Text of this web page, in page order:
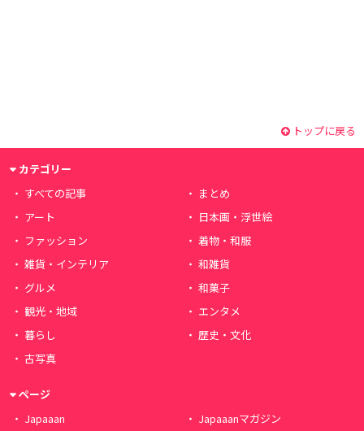
トップに戻る
カテゴリー
すべての記事
まとめ
アート
日本画・浮世絵
ファッション
着物・和服
雑貨・インテリア
和雑貨
グルメ
和菓子
観光・地域
エンタメ
暮らし
歴史・文化
古写真
ページ
Japaaan
Japaaanマガジン